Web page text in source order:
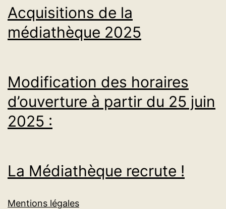
Acquisitions de la
médiathèque 2025
Modification des horaires
d’ouverture à partir du 25 juin
2025 :
La Médiathèque recrute !
Mentions légales